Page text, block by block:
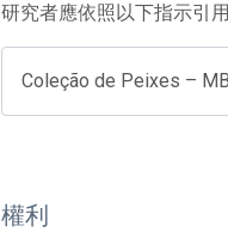
研究者應依照以下指示引
Coleção de Peixes –
權利